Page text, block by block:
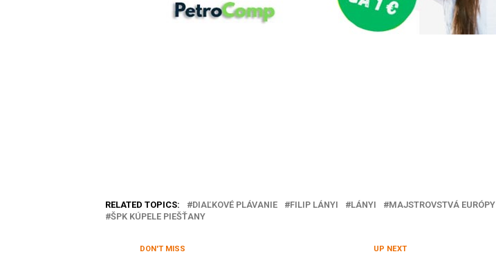
RELATED TOPICS: DIAĽKOVÉ PLÁVANIE FILIP LÁNYI LÁNYI MAJSTROVSTVÁ EURÓPY
ŠPK KÚPELE PIEŠŤANY
UP NEXT
DON'T MISS